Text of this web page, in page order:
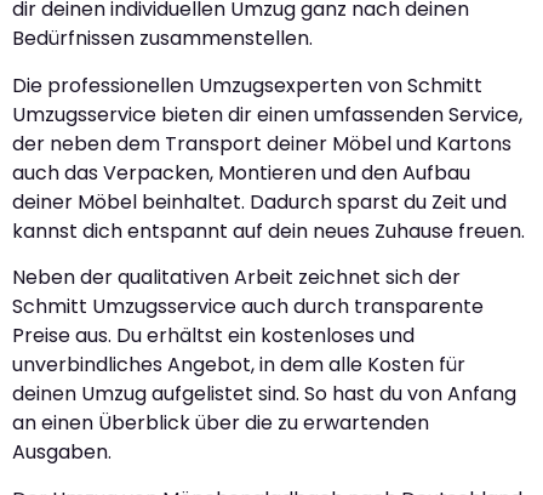
dir deinen individuellen Umzug ganz nach deinen
Bedürfnissen zusammenstellen.
Die professionellen Umzugsexperten von Schmitt
Umzugsservice bieten dir einen umfassenden Service,
der neben dem Transport deiner Möbel und Kartons
auch das Verpacken, Montieren und den Aufbau
deiner Möbel beinhaltet. Dadurch sparst du Zeit und
kannst dich entspannt auf dein neues Zuhause freuen.
Neben der qualitativen Arbeit zeichnet sich der
Schmitt Umzugsservice auch durch transparente
Preise aus. Du erhältst ein kostenloses und
unverbindliches Angebot, in dem alle Kosten für
deinen Umzug aufgelistet sind. So hast du von Anfang
an einen Überblick über die zu erwartenden
Ausgaben.